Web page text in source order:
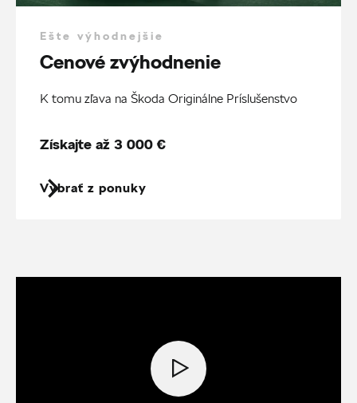
Ešte výhodnejšie
Cenové zvýhodnenie
K tomu zľava na Škoda Originálne Príslušenstvo
Získajte až 3 000 €
Vybrať z ponuky